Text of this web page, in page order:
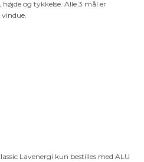
og tykkelse. Alle 3 mål er
Lavenergi kun bestilles med ALU